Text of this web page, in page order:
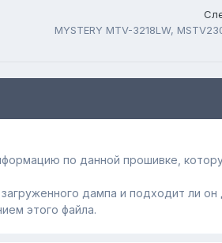
по данной прошивке,
дампa и подходит ли он
этого файла.